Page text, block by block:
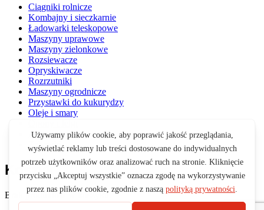
Ciągniki rolnicze
Kombajny i sieczkarnie
Ładowarki teleskopowe
Maszyny uprawowe
Maszyny zielonkowe
Rozsiewacze
Opryskiwacze
Rozrzutniki
Maszyny ogrodnicze
Przystawki do kukurydzy
Oleje i smary
Akcesoria
Zabawki
Koszyk
Brak produktów w koszyku.